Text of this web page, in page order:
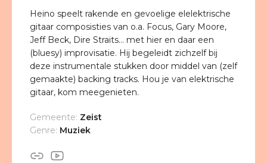
Heino speelt rakende en gevoelige elelektrische
gitaar composisties van o.a. Focus, Gary Moore,
Jeff Beck, Dire Straits… met hier en daar een
(bluesy) improvisatie. Hij begeleidt zichzelf bij
deze instrumentale stukken door middel van (zelf
gemaakte) backing tracks. Hou je van elektrische
gitaar, kom meegenieten.
Gemeente: Zeist
Genre: Muziek